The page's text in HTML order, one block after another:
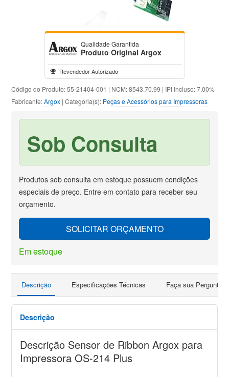
Qualidade Garantida
Produto Original Argox
Revendedor Autorizado
Código do Produto: 55-21404-001 | NCM: 8543.70.99 | IPI Incluso: 7,00%
Fabricante:Argox | Categoria(s): Peças e Acessórios para Impressoras
Sob Consulta
Produtos sob consulta em estoque possuem condições
especiais de preço. Entre em contato para receber seu
orçamento.
SOLICITAR ORÇAMENTO
Em estoque
Descrição Especificações Técnicas Faça sua Pergunta
Descrição
Descrição Sensor de Ribbon Argox para
Impressora OS-214 Plus